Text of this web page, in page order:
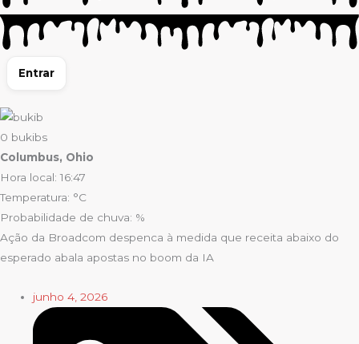
Entrar
0 bukibs
Columbus, Ohio
Hora local: 16:47
Temperatura: °C
Probabilidade de chuva: %
Ação da Broadcom despenca à medida que receita abaixo do
esperado abala apostas no boom da IA
junho 4, 2026